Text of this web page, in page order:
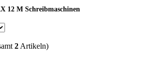
12 M Schreibmaschinen
2 Artikeln)